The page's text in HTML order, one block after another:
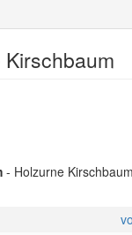
- Holzurne